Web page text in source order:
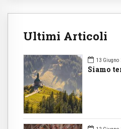
Ultimi Articoli
13 Giugno
Siamo